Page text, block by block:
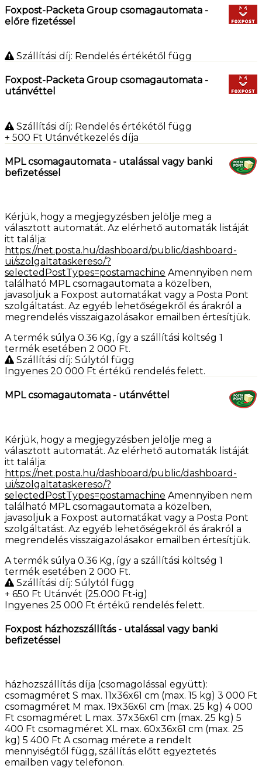
Foxpost-Packeta Group csomagautomata -
előre fizetéssel
Szállítási díj: Rendelés értékétől függ
Foxpost-Packeta Group csomagautomata -
utánvéttel
Szállítási díj: Rendelés értékétől függ
+ 500 Ft Utánvétkezelés díja
MPL csomagautomata - utalással vagy banki
befizetéssel
Kérjük, hogy a megjegyzésben jelölje meg a
választott automatát. Az elérhető automaták listáját
itt találja:
https://net.posta.hu/dashboard/public/dashboard-
ui/szolgaltataskereso/?
selectedPostTypes=postamachine Amennyiben nem
található MPL csomagautomata a közelben,
javasoljuk a Foxpost automatákat vagy a Posta Pont
szolgáltatást. Az egyéb lehetőségekről és árakról a
megrendelés visszaigazolásakor emailben értesítjük.
A termék súlya 0.36 Kg, így a szállítási költség 1
termék esetében 2 000 Ft.
Szállítási díj: Súlytól függ
Ingyenes 20 000 Ft értékű rendelés felett.
MPL csomagautomata - utánvéttel
Kérjük, hogy a megjegyzésben jelölje meg a
választott automatát. Az elérhető automaták listáját
itt találja:
https://net.posta.hu/dashboard/public/dashboard-
ui/szolgaltataskereso/?
selectedPostTypes=postamachine Amennyiben nem
található MPL csomagautomata a közelben,
javasoljuk a Foxpost automatákat vagy a Posta Pont
szolgáltatást. Az egyéb lehetőségekről és árakról a
megrendelés visszaigazolásakor emailben értesítjük.
A termék súlya 0.36 Kg, így a szállítási költség 1
termék esetében 2 000 Ft.
Szállítási díj: Súlytól függ
+ 650 Ft Utánvét (25.000 Ft-ig)
Ingyenes 25 000 Ft értékű rendelés felett.
Foxpost házhozszállítás - utalással vagy banki
befizetéssel
házhozszállítás díja (csomagolással együtt):
csomagméret S max. 11x36x61 cm (max. 15 kg) 3 000 Ft
csomagméret M max. 19x36x61 cm (max. 25 kg) 4 000
Ft csomagméret L max. 37x36x61 cm (max. 25 kg) 5
400 Ft csomagméret XL max. 60x36x61 cm (max. 25
kg) 5 400 Ft A csomag mérete a rendelt
mennyiségtől függ, szállítás előtt egyeztetés
emailben vagy telefonon.